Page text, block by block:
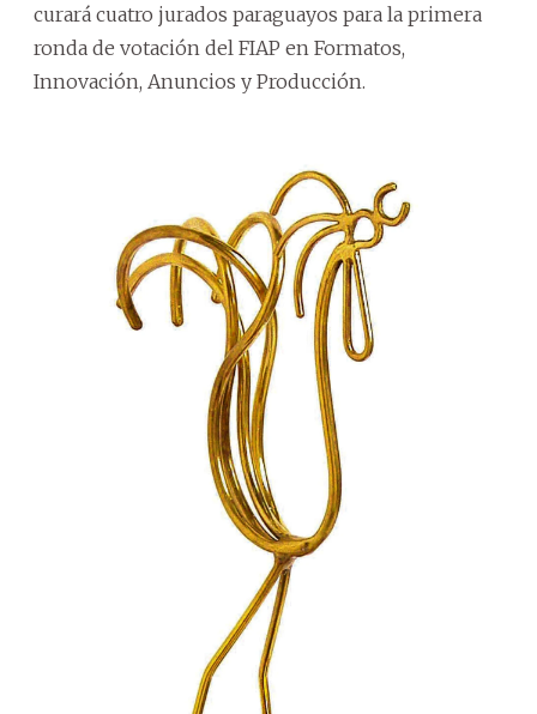
curará cuatro jurados paraguayos para la primera
ronda de votación del FIAP en Formatos,
Innovación, Anuncios y Producción.